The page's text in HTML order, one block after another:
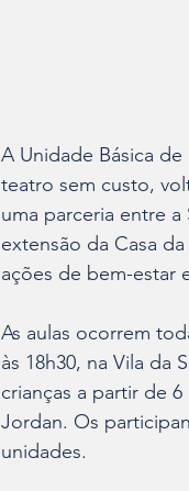
A Unidade Básica
teatro sem custo,
uma parceria entre
extensão da Casa
ações de bem-estar
As aulas ocorrem
às 18h30, na Vila da
crianças a partir de
Jordan. Os
unidades.